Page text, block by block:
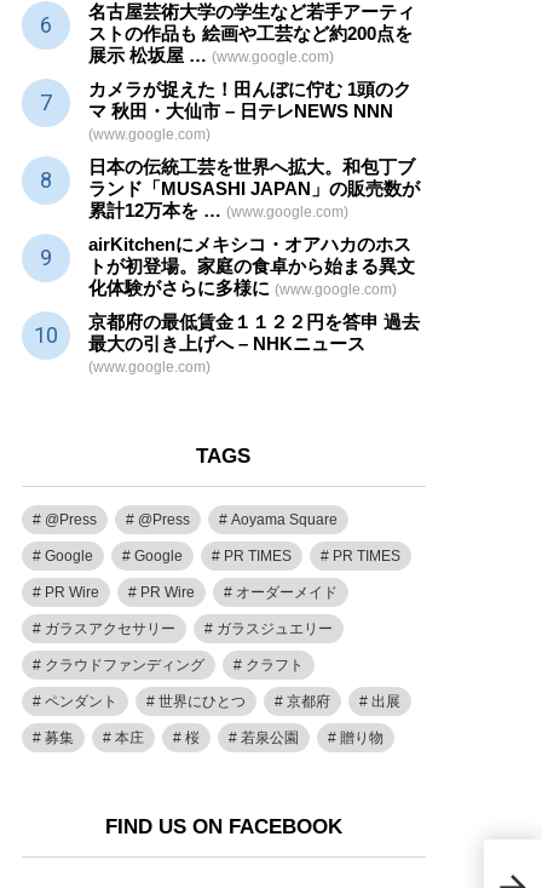
ハ
名古屋芸術大学の学生など若手アーティ
ストの作品も 絵画や工芸など約200点を
展示 松坂屋 … (www.google.com)
カメラが捉えた！田んぼに佇む 1頭のク
マ 秋田・大仙市 – 日テレNEWS NNN
(www.google.com)
日本の伝統工芸を世界へ拡大。和包丁ブ
ランド「MUSASHI JAPAN」の販売数が
累計12万本を … (www.google.com)
airKitchenにメキシコ・オアハカのホス
トが初登場。家庭の食卓から始まる異文
化体験がさらに多様に (www.google.com)
京都府の最低賃金１１２２円を答申 過去
最大の引き上げへ – NHKニュース
(www.google.com)
TAGS
@Press @Press Aoyama Square
Google Google PR TIMES PR TIMES
PR Wire PR Wire オーダーメイド
ガラスアクセサリー ガラスジュエリー
クラウドファンディング クラフト
ペンダント 世界にひとつ 京都府 出展
募集 本庄 桜 若泉公園 贈り物
FIND US ON FACEBOOK